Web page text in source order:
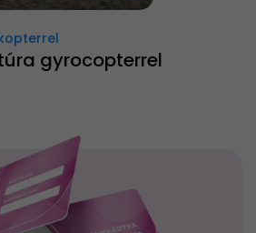
gyrocopterrel